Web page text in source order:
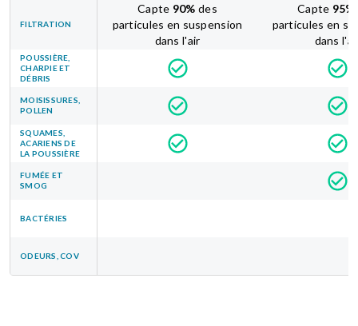
FILTRATION
Capte 90% des
particules en suspension
dans l'air
Capte 95%
particules en
dans
POUSSIÈRE,
CHARPIE ET
DÉBRIS
MOISISSURES,
POLLEN
SQUAMES,
ACARIENS DE
LA POUSSIÈRE
FUMÉE ET
SMOG
BACTÉRIES
ODEURS, COV